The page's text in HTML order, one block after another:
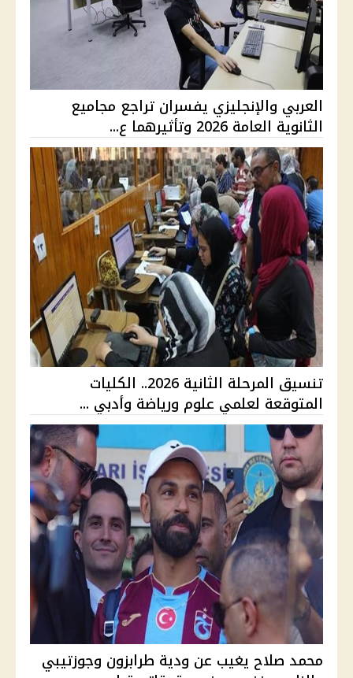
العربي والإنجليزي يفسران تراجع مجاميع
الثانوية العامة 2026 وتأثيرهما ع...
تنسيق المرحلة الثانية 2026.. الكليات
المتوقعة لعلمي علوم ورياضة وأدبي ...
محمد صلاح يغيب عن ودية طرابزون وجوزتيبي